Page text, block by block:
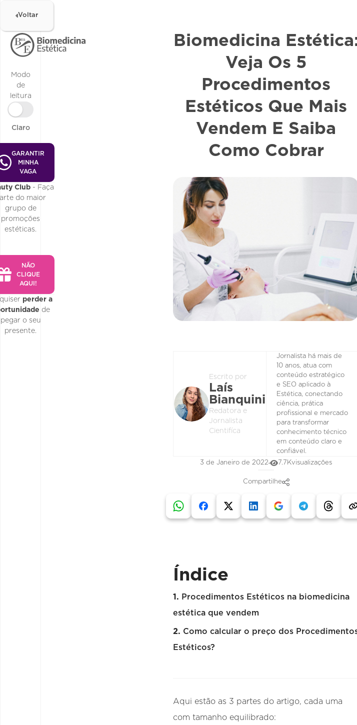
Voltar
Modo
de
leitura
Claro
GARANTIR
MINHA
VAGA
Club - Faça
do maior
grupo de
promoções
estéticas.
NÃO
CLIQUE
AQUI!
perder a
de
pegar o seu
presente.
Biomedicina
Veja Os 5
Procedimentos
Estéticos Que Mais
Vendem E Saiba
Como Cobrar
Escrito por
Laís
Bianquini
Redatora e
Jornalista
Cientifíca
Jornalista há mais de
10 anos, atua com
conteúdo estratégico
e SEO aplicado à
Estética, conectando
ciência, prática
profissional e mercado
para transformar
conhecimento técnico
em conteúdo claro e
confiável.
3 de Janeiro de 2022
7.7Kvisualizações
Compartilhe
Índice
Procedimentos Estéticos na biomedicina
estética que vendem
Como calcular o preço dos
Estéticos?
Aqui estão as 3 partes do artigo, cada uma
com tamanho equilibrado: